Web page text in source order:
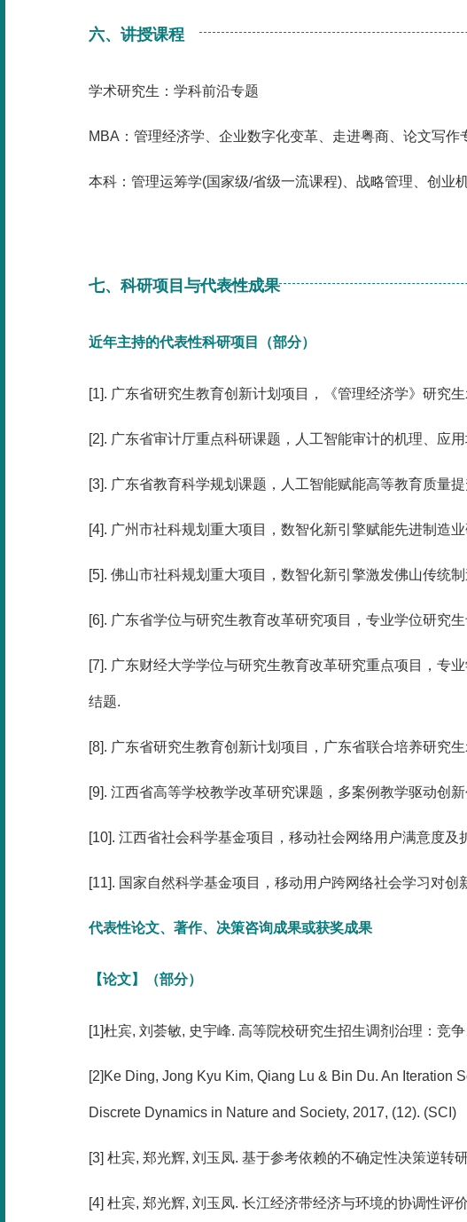
六、讲授课程
学术研究生：学科前沿专题
MBA：管理经济学、企业数字化变革、走进粤商、论文写作
本科：管理运筹学(国家级/省级一流课程)、战略管理、创业
七、科研项目与代表性成果
近年主持的代表性科研项目（部分）
[1]. 广东省研究生教育创新计划项目，《管理经济学》研究
[2]. 广东省审计厅重点科研课题，人工智能审计的机理、应
[3]. 广东省教育科学规划课题，人工智能赋能高等教育质量
[4]. 广州市社科规划重大项目，数智化新引擎赋能先进制造
[5]. 佛山市社科规划重大项目，数智化新引擎激发佛山传统
[6]. 广东省学位与研究生教育改革研究项目，专业学位研
[7]. 广东财经大学学位与研究生教育改革研究重点项目，
结题.
[8]. 广东省研究生教育创新计划项目，广东省联合培养研究
[9]. 江西省高等学校教学改革研究课题，多案例教学驱动
[10]. 江西省社会科学基金项目，移动社会网络用户满意度
[11]. 国家自然科学基金项目，移动用户跨网络社会学习对
代表性论文、著作、决策咨询成果或获奖成果
【论文】（部分）
[1]杜宾, 刘荟敏, 史宇峰. 高等院校研究生招生调剂治理：竞
[2]Ke Ding, Jong Kyu Kim, Qiang Lu & Bin Du. An Iteration
Discrete Dynamics in Nature and Society, 2017, (12). (SCI)
[3] 杜宾, 郑光辉, 刘玉凤. 基于参考依赖的不确定性决策逆转
[4] 杜宾, 郑光辉, 刘玉凤. 长江经济带经济与环境的协调性评